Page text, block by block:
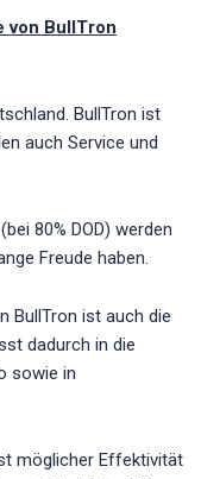
von BullTron
BullTron ist
auch Service und
80% DOD) werden
Freude haben.
BullTron ist auch die
dadurch in die
sowie in
möglicher Effektivität